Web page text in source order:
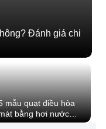
Đánh giá chi
mẫu quạt điều hòa
bằng hơi nước
mùa nóng